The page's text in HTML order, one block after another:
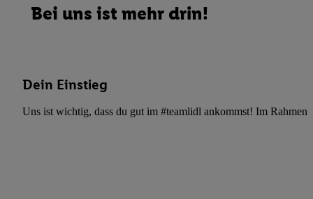
Bei uns ist mehr drin!
Dein Einstieg
Uns ist wichtig, dass du gut im #teamlidl ankommst! Im Rahmen